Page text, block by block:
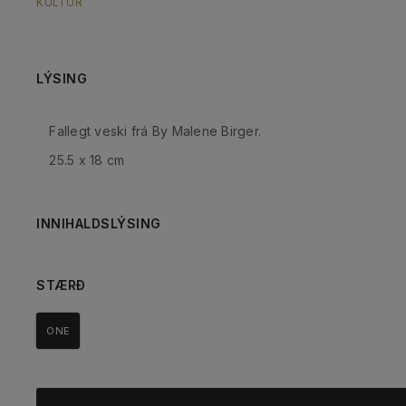
LÝSING
Fallegt veski frá By Malene Birger.
25.5 x 18 cm
INNIHALDSLÝSING
STÆRÐ
ONE